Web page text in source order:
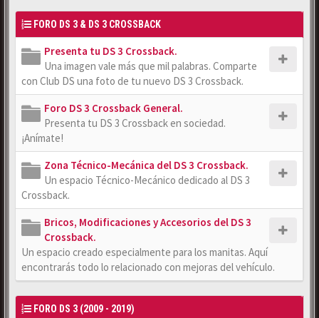
FORO DS 3 & DS 3 CROSSBACK
Presenta tu DS 3 Crossback.
Una imagen vale más que mil palabras. Comparte
con Club DS una foto de tu nuevo DS 3 Crossback.
Foro DS 3 Crossback General.
Presenta tu DS 3 Crossback en sociedad.
¡Anímate!
Zona Técnico-Mecánica del DS 3 Crossback.
Un espacio Técnico-Mecánico dedicado al DS 3
Crossback.
Bricos, Modificaciones y Accesorios del DS 3
Crossback.
Un espacio creado especialmente para los manitas. Aquí
encontrarás todo lo relacionado con mejoras del vehículo.
FORO DS 3 (2009 - 2019)